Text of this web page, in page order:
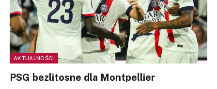
AKTUALNOŚCI
PSG bezlitosne dla Montpellier